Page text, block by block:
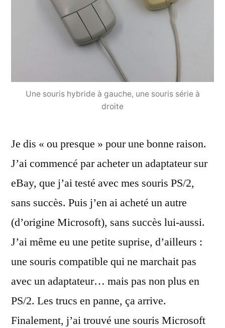
Une souris hybride à gauche, une souris série à
droite
Je dis « ou presque » pour une bonne raison.
J’ai commencé par acheter un adaptateur sur
eBay, que j’ai testé avec mes souris PS/2,
sans succès. Puis j’en ai acheté un autre
(d’origine Microsoft), sans succès lui-aussi.
J’ai même eu une petite suprise, d’ailleurs :
une souris compatible qui ne marchait pas
avec un adaptateur… mais pas non plus en
PS/2. Les trucs en panne, ça arrive.
Finalement, j’ai trouvé une souris Microsoft